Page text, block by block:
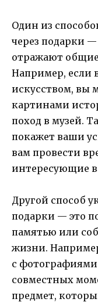
Один из
через подарки
отражают
Например, если
искусством, вы
картинами
поход в музей.
покажет ваши
вам провести
интересующие
Другой способ
подарки — это
памятью или
жизни.
с
совместных
предмет,